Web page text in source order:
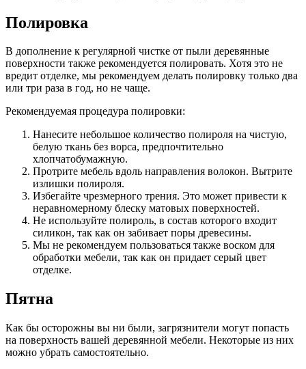
Полировка
В дополнение к регулярной чистке от пыли деревянные
поверхности также рекомендуется полировать. Хотя это не
вредит отделке, мы рекомендуем делать полировку только два
или три раза в год, но не чаще.
Рекомендуемая процедура полировки:
Нанесите небольшое количество полироля на чистую,
белую ткань без ворса, предпочтительно
хлопчатобумажную.
Протрите мебель вдоль направления волокон. Вытрите
излишки полироля.
Избегайте чрезмерного трения. Это может привести к
неравномерному блеску матовых поверхностей.
Не используйте полироль, в состав которого входит
силикон, так как он забивает поры древесины.
Мы не рекомендуем пользоваться также воском для
обработки мебели, так как он придает серый цвет
отделке.
Пятна
Как бы осторожны вы ни были, загрязнители могут попасть
на поверхность вашей деревянной мебели. Некоторые из них
можно убрать самостоятельно.